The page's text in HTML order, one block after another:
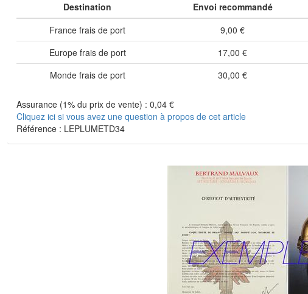
Destination Envoi recommandé
France frais de port
9,00 €
Europe frais de port
17,00 €
Monde frais de port
30,00 €
Assurance (1% du prix de vente) : 0,04 €
Cliquez ici si vous avez une question à propos de cet article
Référence : LEPLUMETD34